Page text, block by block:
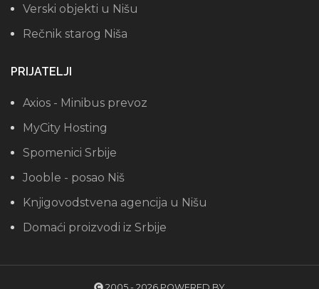
Verski objekti u Nišu
Rečnik starog Niša
PRIJATELJI
Axios - Minibus prevoz
MyCity Hosting
Spomenici Srbije
Jooble - posao Niš
Knjigovodstvena agencija u Nišu
Domaći proizvodi iz Srbije